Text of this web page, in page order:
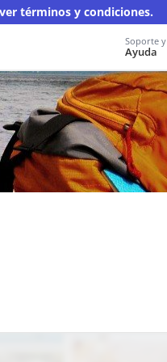
términos y condiciones.
Soporte y
Ayuda